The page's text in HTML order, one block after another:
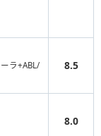
ラ+ABL/
8.5
8.0